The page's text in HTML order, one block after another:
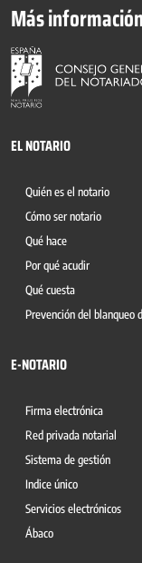
Más información
EL NOTARIO
Quién es el notario
Cómo ser notario
Qué hace
Por qué acudir
Qué cuesta
Prevención del blanqueo
E-NOTARIO
Firma electrónica
Red privada notarial
Sistema de gestión
Indice único
Servicios electrónicos
Ábaco